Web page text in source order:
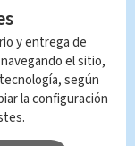
es
la
y entrega de
el sitio,
según
la configuración